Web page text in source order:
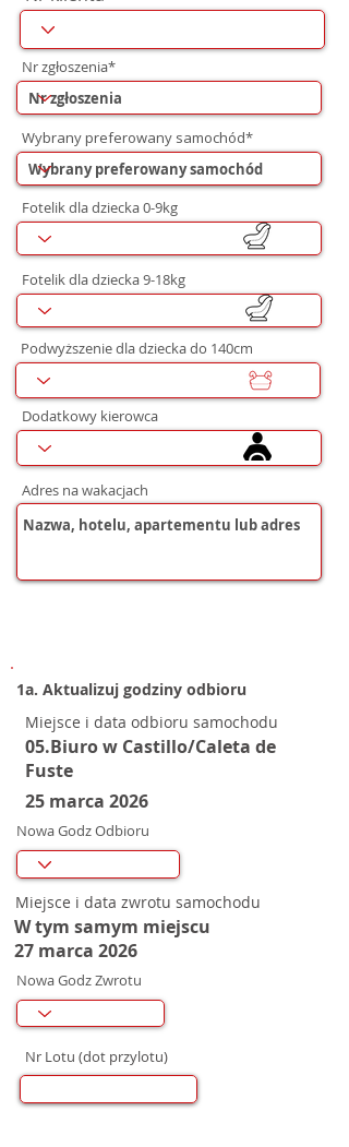
Nr zgłoszenia*
Wybrany preferowany samochód*
Fotelik dla dziecka 0-9kg
Fotelik dla dziecka 9-18kg
Podwyższenie dla dziecka do 140cm
Dodatkowy kierowca
Adres na wakacjach
1a. Aktualizuj godziny odbioru
Miejsce i data odbioru samochodu
05.Biuro w Castillo/Caleta de
Fuste
25 marca 2026
Nowa Godz Odbioru
Miejsce i data zwrotu samochodu
W tym samym miejscu
27 marca 2026
Nowa Godz Zwrotu
Nr Lotu (dot przylotu)